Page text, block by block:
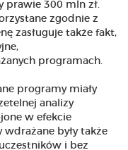
prawie 300 mln zł.
zgodnie z
zasługuje także fakt,
programach.
programy miały
analizy
w efekcie
wdrażane były także
i bez